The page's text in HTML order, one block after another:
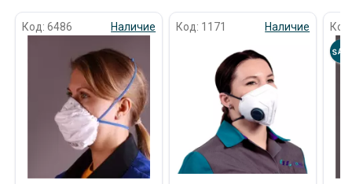
Код: 6486 Наличие Код: 1171 Наличие
SALE